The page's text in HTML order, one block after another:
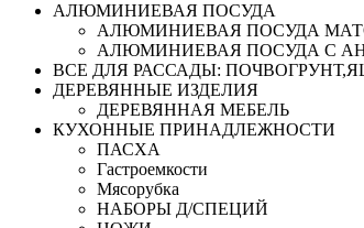
АЛЮМИНИЕВАЯ ПОСУДА
АЛЮМИНИЕВАЯ ПОСУДА
АЛЮМИНИЕВАЯ ПОСУДА С
ВСЕ ДЛЯ РАССАДЫ:
ДЕРЕВЯННЫЕ ИЗДЕЛИЯ
ДЕРЕВЯННАЯ МЕБЕЛЬ
КУХОННЫЕ ПРИНАДЛЕЖНОСТИ
ПАСХА
Гастроемкости
Мясорубка
НАБОРЫ Д/СПЕЦИЙ